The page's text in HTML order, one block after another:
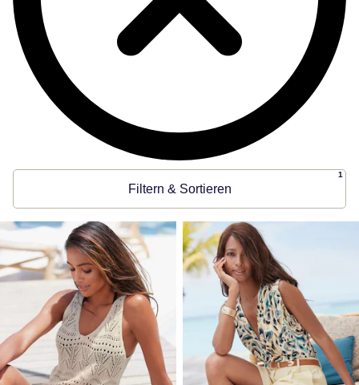
Filtern & Sortieren
1